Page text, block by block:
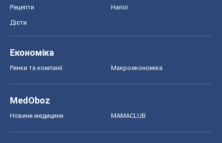
Рецепти Напої
Дієти
Економіка
Ринки та компанії Макроекономіка
MedOboz
Новини медицини MAMACLUB